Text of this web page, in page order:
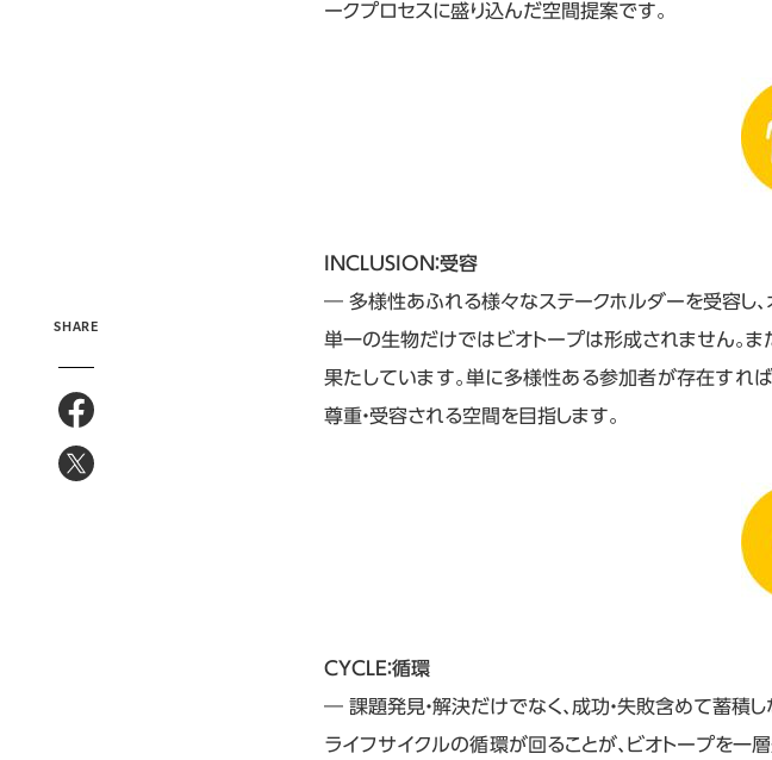
ークプロセスに盛り込んだ空間提案です。
INCLUSION：受容
― 多様性あふれる様々なステークホルダーを受容し
単一の生物だけではビオトープは形成されません。
果たしています。単に多様性ある参加者が存在すれ
尊重・受容される空間を目指します。
CYCLE：循環
― 課題発見・解決だけでなく、成功・失敗含めて蓄積
ライフサイクルの循環が回ることが、ビオトープを一
SHARE